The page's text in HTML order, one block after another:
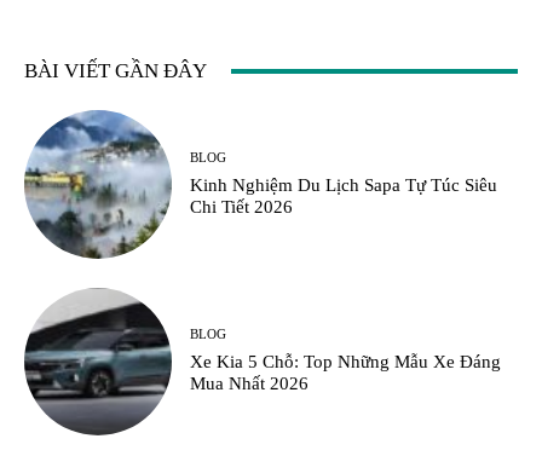
BÀI VIẾT GẦN ĐÂY
BLOG
Kinh Nghiệm Du Lịch Sapa Tự Túc Siêu
Chi Tiết 2026
BLOG
Xe Kia 5 Chỗ: Top Những Mẫu Xe Đáng
Mua Nhất 2026